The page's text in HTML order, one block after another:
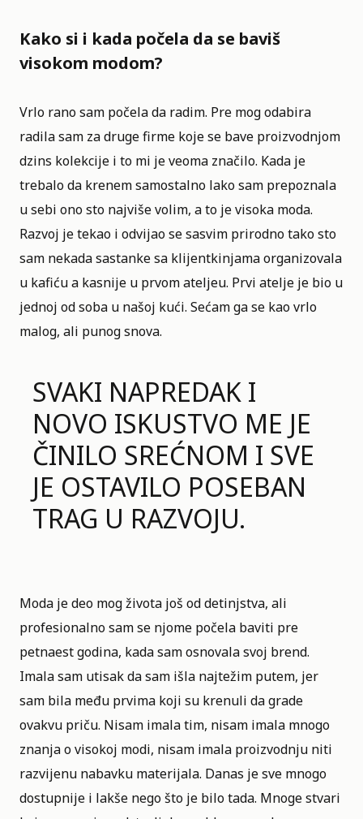
Kako si i kada počela da se baviš
visokom modom?
Vrlo rano sam počela da radim. Pre mog odabira
radila sam za druge firme koje se bave proizvodnjom
dzins kolekcije i to mi je veoma značilo. Kada je
trebalo da krenem samostalno lako sam prepoznala
u sebi ono sto najviše volim, a to je visoka moda.
Razvoj je tekao i odvijao se sasvim prirodno tako sto
sam nekada sastanke sa klijentkinjama organizovala
u kafiću a kasnije u prvom ateljeu. Prvi atelje je bio u
jednoj od soba u našoj kući. Sećam ga se kao vrlo
malog, ali punog snova.
SVAKI NAPREDAK I
NOVO ISKUSTVO ME JE
ČINILO SREĆNOM I SVE
JE OSTAVILO POSEBAN
TRAG U RAZVOJU.
Moda je deo mog života još od detinjstva, ali
profesionalno sam se njome počela baviti pre
petnaest godina, kada sam osnovala svoj brend.
Imala sam utisak da sam išla najtežim putem, jer
sam bila među prvima koji su krenuli da grade
ovakvu priču. Nisam imala tim, nisam imala mnogo
znanja o visokoj modi, nisam imala proizvodnju niti
razvijenu nabavku materijala. Danas je sve mnogo
dostupnije i lakše nego što je bilo tada. Mnoge stvari